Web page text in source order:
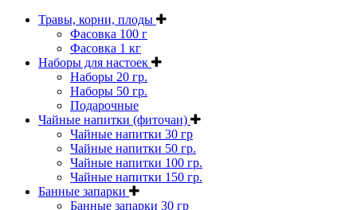
Травы, корни, плоды
Фасовка 100 г
Фасовка 1 кг
Наборы для настоек
Наборы 20 гр.
Наборы 50 гр.
Подарочные
Чайные напитки (фиточаи)
Чайные напитки 30 гр
Чайные напитки 50 гр.
Чайные напитки 100 гр.
Чайные напитки 150 гр.
Банные запарки
Банные запарки 30 гр